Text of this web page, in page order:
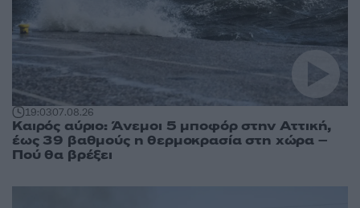
19:0307.08.26
Καιρός αύριο: Άνεμοι 5 μποφόρ στην Αττική,
έως 39 βαθμούς η θερμοκρασία στη χώρα –
Πού θα βρέξει